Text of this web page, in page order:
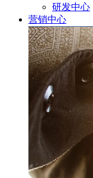
研发中心
营销中心